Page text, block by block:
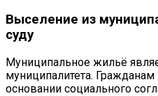
Выселение из
суду
Муниципальное жильё
муниципалитета. Гражданам
основании социального